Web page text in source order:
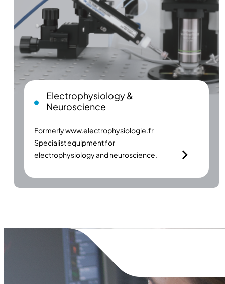
Electrophysiology &
Neuroscience
Formerlywww.electrophysiologie.fr
Specialist equipment for
electrophysiology and neuroscience.